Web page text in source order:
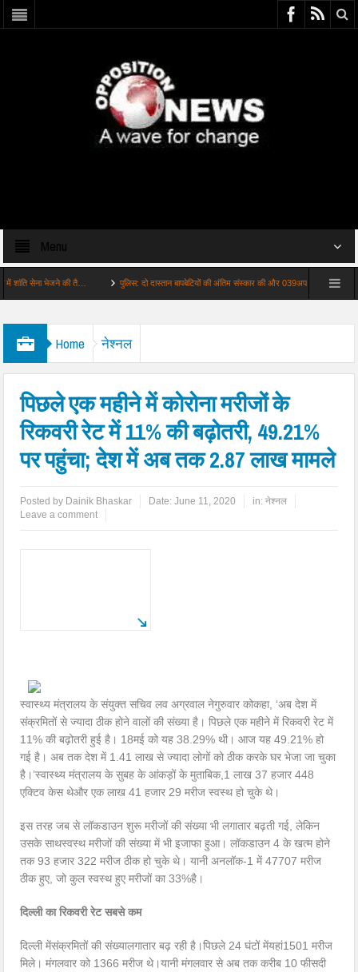
Menu
की तै… पुलिस: दो दास्तान बापबेटियों की अंतिम संस्कार की और 039अप… शिक्षा: 24 घंटे में
Home नेश्नल
पिछले एक महीने में कोरोना मरीजों के
रिकवरी रेट में 11% की बढ़ोतरी, 49.21%
पर पहुंचा; देश में अब तक 2.87 लाख मामले
Posted by Dainik Bhaskar Date:June 11, 2020 in:नेश्नल
Leave a comment
स्वास्थ्य मंत्रालय के संयुक्त सचिव लव अग्रवाल नेगुरुवार कोकहा, ‘अब देश में
संक्रमितों से ज्यादा ठीक होने वालों की संख्या है। पिछले एक महीने में रिकवरी रेट में
11% की बढ़ोतरी हुई है। 18मई को यह 38.29% थी। आज यह 49.21% हो
गई है। अब तक देश में 1.41 लाख से ज्यादा लोगों को ठीक करके घर भेजा जा चुका
है।’स्वास्थ्य मंत्रालय के सुबह के आंकड़ों के मुताबिक,1 लाख 37 हजार 448
एक्टिव केस थेऔर एक लाख 41 हजार 29 मरीज स्वस्थ हो चुके थे।
इस तरह जब से लॉकडाउन शुरू मरीजों की संख्या भी लगातार बढ़ती गई, लेकिन
उसके साथस्वस्थ मरीजों की संख्या में भी इजाफा हुआ। लॉकडाउन 4 के खत्म होने
तक 93 हजार 322 मरीज ठीक हो चुके थे। यानी अनलॉक-1 में 47707 मरीज
ठीक हुए, जो कुल स्वस्थ हुए मरीजों का 33%है।
दिल्ली का रिकवरी रेट सबसे कम
दिल्ली मेंसंक्रमितों की संख्यालगातार बढ़ रही है।पिछले 24 घंटों मेंयहां1501 मरीज
मिले। मंगलवार को 1366 मरीज थे।यानी मंगलवार से अब तक करीब 10 फीसदी